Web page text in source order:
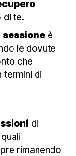
di te.
sessione è
le dovute
che
termini di
di
rimanendo